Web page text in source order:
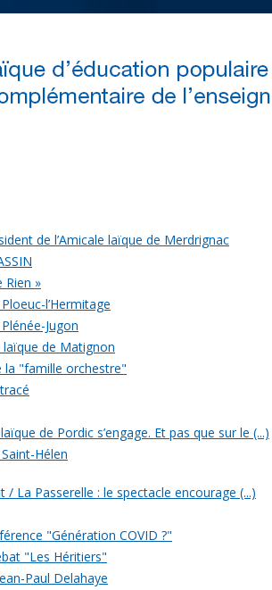
de l’Amicale laïque de Merdrignac
Rien »
l’Hermitage
Jugon
laïque de Matignon
la "famille orchestre"
de Pordic s’engage. Et pas que sur le (...)
Hélen
/ La Passerelle : le spectacle encourage (...)
"Génération COVID ?"
"Les Héritiers"
Paul Delahaye